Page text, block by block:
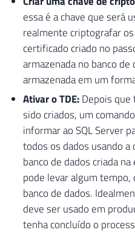
essa é a chave que será
realmente criptografar
certificado criado no
armazenada no banco
armazenada em um
Ativar o TDE:Depois que
sido criados, um
informar ao SQL Server
todos os dados usando
banco de dados criada
pode levar algum
banco de dados.
deve ser usado em
tenha concluído o